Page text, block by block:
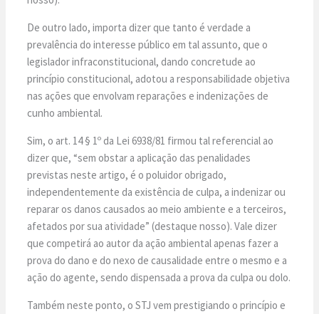
De outro lado, importa dizer que tanto é verdade a
prevalência do interesse público em tal assunto, que o
legislador infraconstitucional, dando concretude ao
princípio constitucional, adotou a responsabilidade objetiva
nas ações que envolvam reparações e indenizações de
cunho ambiental.
Sim, o art. 14 § 1º da Lei 6938/81 firmou tal referencial ao
dizer que, “sem obstar a aplicação das penalidades
previstas neste artigo, é o poluidor obrigado,
independentemente da existência de culpa, a indenizar ou
reparar os danos causados ao meio ambiente e a terceiros,
afetados por sua atividade” (destaque nosso). Vale dizer
que competirá ao autor da ação ambiental apenas fazer a
prova do dano e do nexo de causalidade entre o mesmo e a
ação do agente, sendo dispensada a prova da culpa ou dolo.
Também neste ponto, o STJ vem prestigiando o princípio e